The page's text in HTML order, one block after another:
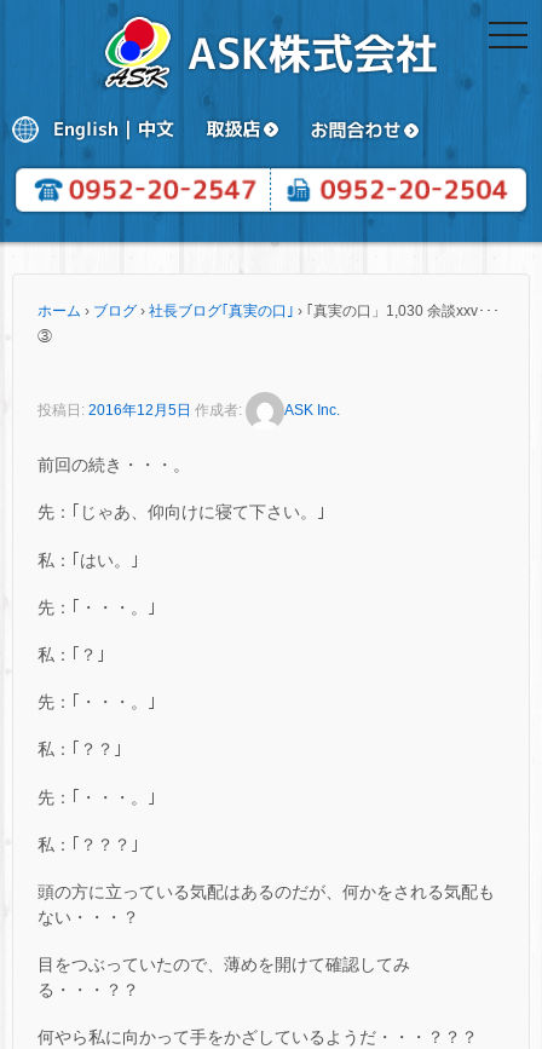
ホーム › ブログ › 社長ブログ｢真実の口｣ › ｢真実の口」1,030 余談xxv･･･
③
投稿日: 2016年12月5日 作成者: ASK Inc.
前回の続き・・・。
先：｢じゃあ、仰向けに寝て下さい。｣
私：｢はい。｣
先：｢・・・。｣
私：｢？｣
先：｢・・・。｣
私：｢？？｣
先：｢・・・。｣
私：｢？？？｣
頭の方に立っている気配はあるのだが、何かをされる気配も
ない・・・？
目をつぶっていたので、薄めを開けて確認してみ
る・・・？？
何やら私に向かって手をかざしているようだ・・・？？？